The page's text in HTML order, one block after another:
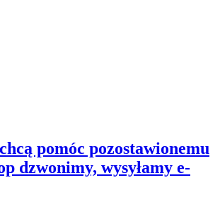
pomóc pozostawionemu
dzwonimy, wysyłamy e-